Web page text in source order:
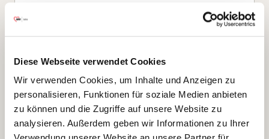
Diese Webseite verwendet Cookies
Wir verwenden Cookies, um Inhalte und Anzeigen zu
personalisieren, Funktionen für soziale Medien anbieten
zu können und die Zugriffe auf unsere Website zu
analysieren. Außerdem geben wir Informationen zu Ihrer
Ich bin damit einverstanden, dass meine personenbezogenen Daten
ausschließlich zum Zweck der Durchführung der Kontaktanfrage
verarbeitet, auf IT- Systemen der Garitz Bewirtschaftungsbetriebe
GmbH, Heinrich-von-Kleist-Straße 2, 97688 Bad Kissingen
(Betreiber) gespeichert und an die für das Stellenangebot